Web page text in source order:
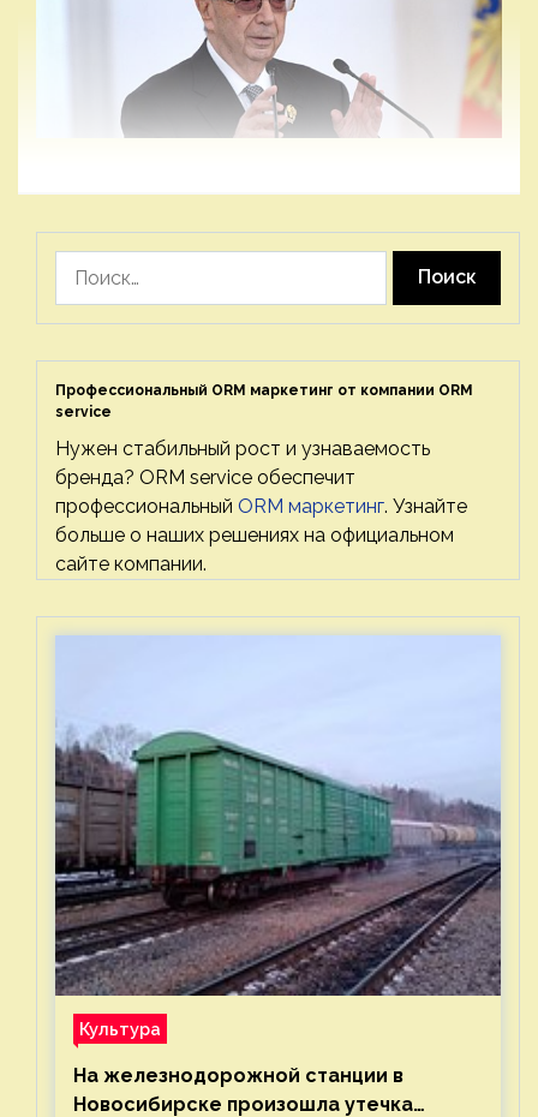
Профессиональный ORM маркетинг от компании ORM
service
Нужен стабильный рост и узнаваемость
бренда? ORM service обеспечит
профессиональный ORM маркетинг. Узнайте
больше о наших решениях на официальном
сайте компании.
Культура
На железнодорожной станции в
Новосибирске произошла утечка